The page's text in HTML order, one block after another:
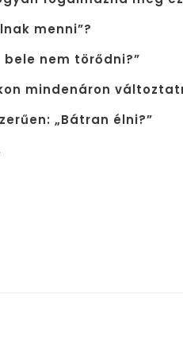
menni”?
bele nem törődni?”
mindenáron
„Bátran élni?”